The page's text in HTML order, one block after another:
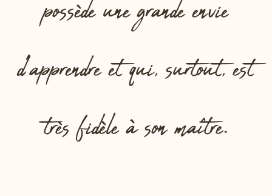
possède une grande envie
d’apprendre et qui, surtout, est
très fidèle à son maître.